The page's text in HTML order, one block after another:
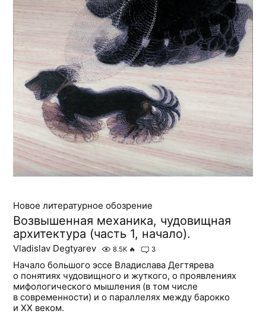
Новое литературное обозрение
Возвышенная механика, чудовищная
архитектура (часть 1, начало).
Vladislav Degtyarev 8.5K 🔥 3
Начало большого эссе Владислава Дегтярева
о понятиях чудовищного и жуткого, о проявлениях
мифологического мышления (в том числе
в современности) и о параллелях между барокко
и ХХ веком.